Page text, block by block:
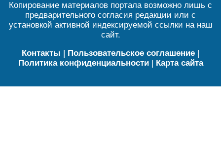
Копирование материалов портала возможно лишь с
предварительного согласия редакции или с
установкой активной индексируемой ссылки на наш
сайт.
Контакты | Пользовательское соглашение |
Политика конфиденциальности| Карта сайта